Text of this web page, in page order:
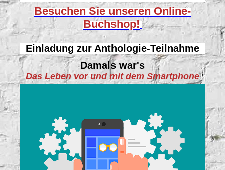
Besuchen Sie unserenOnline-
Buchshop!
Einladung zur Anthologie-Teilnahme
Damals war's
Das Leben vor und mit dem Smartphone